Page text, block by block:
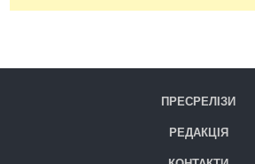
ПРЕСРЕЛІЗИ
РЕДАКЦІЯ